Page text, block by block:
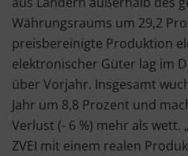
Währungsraums um 29,2
preisbereinigte Produktion
elektronischer Güter lag im
über Vorjahr. Insgesamt
Jahr um 8,8 Prozent und
Verlust (- 6 %) mehr als wett.
ZVEI mit einem realen